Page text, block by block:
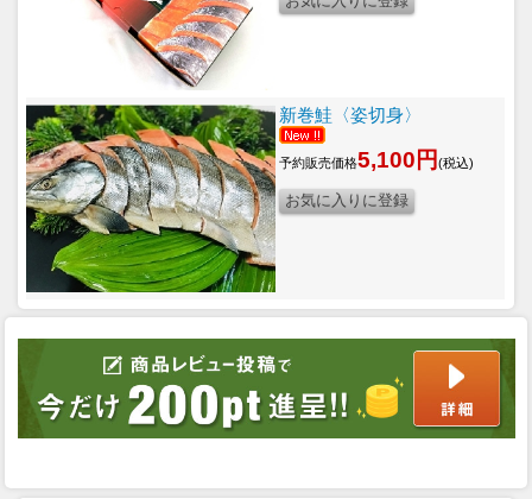
新巻鮭〈姿切身〉
予約販売価格5,100円(税込)